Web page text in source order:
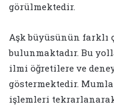
görülmektedir.
Aşk büyüsünün farklı
bulunmaktadır. Bu
ilmi öğretilere ve
göstermektedir.
işlemleri